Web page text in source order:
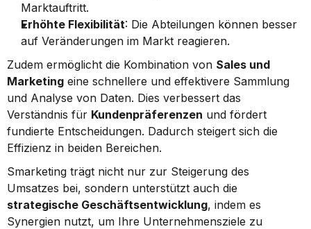
Marktauftritt.
Erhöhte Flexibilität: Die Abteilungen können besser
auf Veränderungen im Markt reagieren.
Zudem ermöglicht die Kombination von Sales und
Marketing eine schnellere und effektivere Sammlung
und Analyse von Daten. Dies verbessert das
Verständnis für Kundenpräferenzen und fördert
fundierte Entscheidungen. Dadurch steigert sich die
Effizienz in beiden Bereichen.
Smarketing trägt nicht nur zur Steigerung des
strategische Geschäftsentwicklung, indem es
Synergien nutzt, um Ihre Unternehmensziele zu